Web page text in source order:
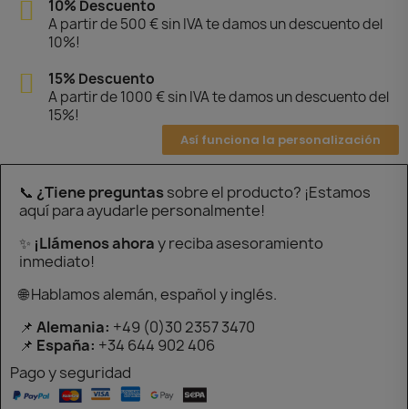
10% Descuento
A partir de 500 € sin IVA te damos un descuento del
10%!
15% Descuento
A partir de 1000 € sin IVA te damos un descuento del
15%!
Así funciona la personalización
📞 ¿Tiene preguntassobre el producto? ¡Estamos
aquí para ayudarle personalmente!
✨ ¡Llámenos ahoray reciba asesoramiento
inmediato!
🌐 Hablamos alemán, español y inglés.
📌 Alemania: +49 (0)30 2357 3470
📌 España: +34 644 902 406
Pago y seguridad